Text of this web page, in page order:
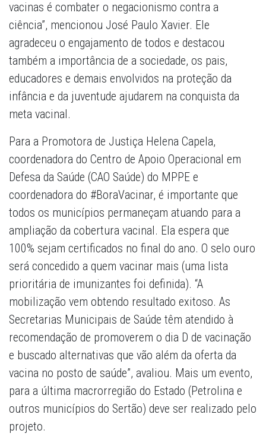
vacinas é combater o negacionismo contra a
ciência”, mencionou José Paulo Xavier. Ele
agradeceu o engajamento de todos e destacou
também a importância de a sociedade, os pais,
educadores e demais envolvidos na proteção da
infância e da juventude ajudarem na conquista da
meta vacinal.
Para a Promotora de Justiça Helena Capela,
coordenadora do Centro de Apoio Operacional em
Defesa da Saúde (CAO Saúde) do MPPE e
coordenadora do #BoraVacinar, é importante que
todos os municípios permaneçam atuando para a
ampliação da cobertura vacinal. Ela espera que
100% sejam certificados no final do ano. O selo ouro
será concedido a quem vacinar mais (uma lista
prioritária de imunizantes foi definida). “A
mobilização vem obtendo resultado exitoso. As
Secretarias Municipais de Saúde têm atendido à
recomendação de promoverem o dia D de vacinação
e buscado alternativas que vão além da oferta da
vacina no posto de saúde”, avaliou. Mais um evento,
para a última macrorregião do Estado (Petrolina e
outros municípios do Sertão) deve ser realizado pelo
projeto.